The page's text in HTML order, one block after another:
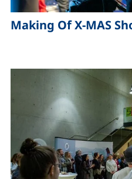
Making Of X-MAS